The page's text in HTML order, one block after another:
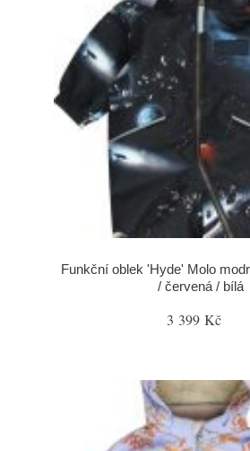
Funkční oblek 'Hyde' Molo
/ červená / bílá
3 399 Kč